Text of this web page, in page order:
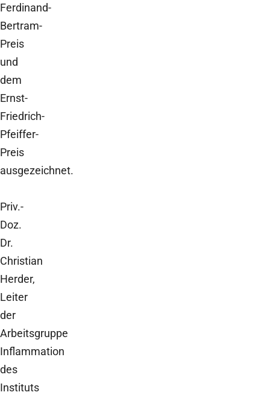
Ferdinand-
Bertram-
Preis
und
dem
Ernst-
Friedrich-
Pfeiffer-
Preis
ausgezeichnet.
Priv.-
Doz.
Dr.
Christian
Herder,
Leiter
der
Arbeitsgruppe
Inflammation
des
Instituts